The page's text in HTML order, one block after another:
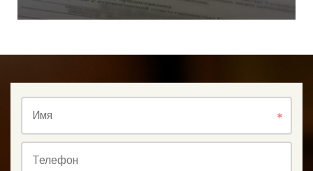
Имя
Телефон